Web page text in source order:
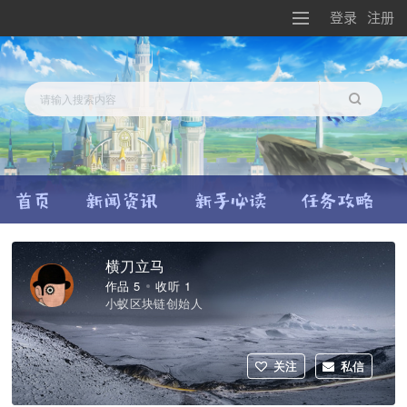
登录 注册
搜索
横刀立马
作品 5
收听 1
小蚁区块链创始人
关注 私信